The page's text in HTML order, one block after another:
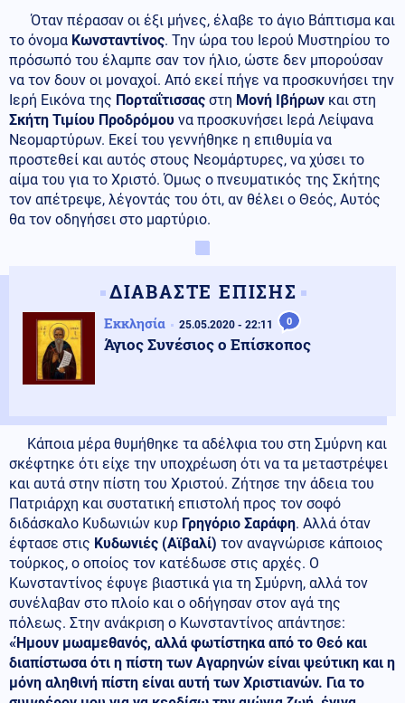
Όταν πέρασαν οι έξι μήνες, έλαβε το άγιο Βάπτισμα και
το όνομα Κωνσταντίνος. Την ώρα του Ιερού Μυστηρίου το
πρόσωπό του έλαμπε σαν τον ήλιο, ώστε δεν μπορούσαν
να τον δουν οι μοναχοί. Από εκεί πήγε να προσκυνήσει την
Ιερή Εικόνα της Πορταΐτισσας στη Μονή Ιβήρων και στη
Σκήτη Τιμίου Προδρόμου να προσκυνήσει Ιερά Λείψανα
Νεομαρτύρων. Εκεί του γεννήθηκε η επιθυμία να
προστεθεί και αυτός στους Νεομάρτυρες, να χύσει το
αίμα του για το Χριστό. Όμως ο πνευματικός της Σκήτης
τον απέτρεψε, λέγοντάς του ότι, αν θέλει ο Θεός, Αυτός
θα τον οδηγήσει στο μαρτύριο.
ΔΙΑΒΑΣΤΕ ΕΠΙΣΗΣ
Εκκλησία 25.05.2020 - 22:11 0
Άγιος Συνέσιος ο Επίσκοπος
Κάποια μέρα θυμήθηκε τα αδέλφια του στη Σμύρνη και
σκέφτηκε ότι είχε την υποχρέωση ότι να τα μεταστρέψει
και αυτά στην πίστη του Χριστού. Ζήτησε την άδεια του
Πατριάρχη και συστατική επιστολή προς τον σοφό
διδάσκαλο Κυδωνιών κυρ Γρηγόριο Σαράφη. Αλλά όταν
έφτασε στις Κυδωνιές (Αϊβαλί) τον αναγνώρισε κάποιος
τούρκος, ο οποίος τον κατέδωσε στις αρχές. Ο
Κωνσταντίνος έφυγε βιαστικά για τη Σμύρνη, αλλά τον
συνέλαβαν στο πλοίο και ο οδήγησαν στον αγά της
πόλεως. Στην ανάκριση ο Κωνσταντίνος απάντησε:
«Ήμουν μωαμεθανός, αλλά φωτίστηκα από το Θεό και
διαπίστωσα ότι η πίστη των Αγαρηνών είναι ψεύτικη και η
μόνη αληθινή πίστη είναι αυτή των Χριστιανών. Για το